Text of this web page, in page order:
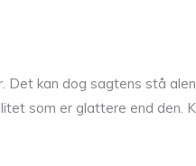
Det kan dog sagtens stå
som er glattere end den.